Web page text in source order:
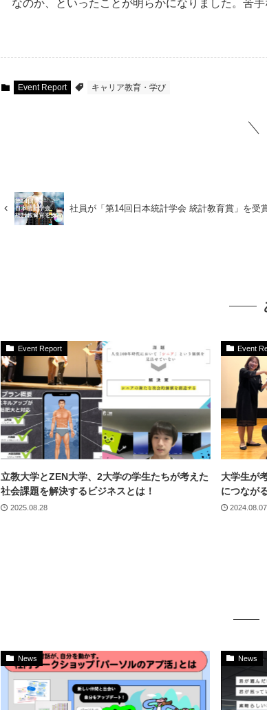
なのか、といったことが明らかになりました。苦
Event Report キャリア教育・学び
社員が「第14回日本統計学会 統計教育賞」を受
Event Report
立教大学とZEN大学、2大学の学生たちが考えた
社会課題を解決するビジネスとは！
2025.08.28
Event
大学生が
につなが
2024.08.07
News News